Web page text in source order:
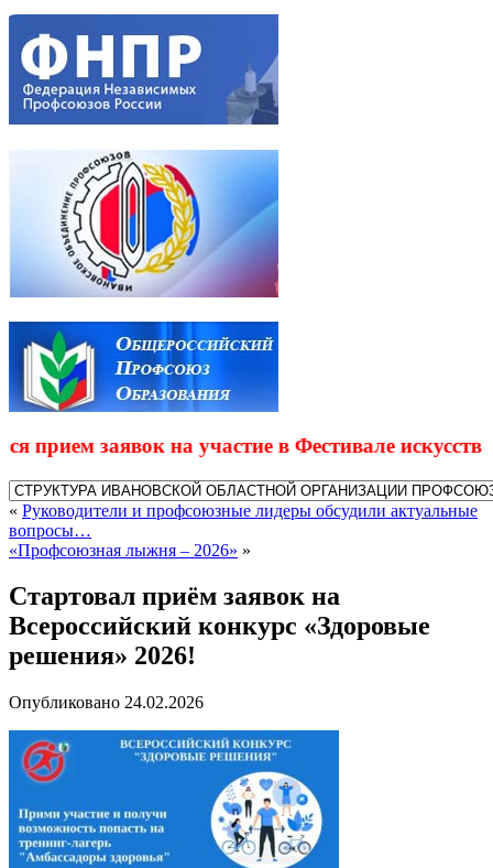
заявок на участие в Фестивале искусств
« Руководители и профсоюзные лидеры обсудили актуальные
вопросы…
«Профсоюзная лыжня – 2026» »
Стартовал приём заявок на
Всероссийский конкурс «Здоровые
решения» 2026!
Опубликовано 24.02.2026